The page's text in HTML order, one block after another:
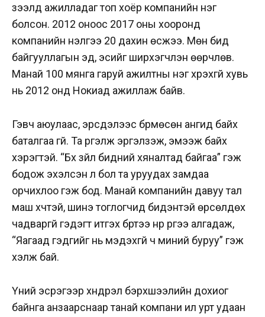
зээлд ажилладаг топ хоёр компанийн нэг
болсон. 2012 оноос 2017 оны хооронд
компанийн үнэлгээ 20 дахин өсжээ. Мөн бид
байгууллагын эд, эсийг ширхэгчлэн өөрчлөв.
Манай 100 мянга гаруй ажилтны нэг хүрэхгүй хувь
нь 2012 онд Нокиад ажиллаж байв.
Гэвч аюулаас, эрсдэлээс бүрмөсөн ангид байх
баталгаа үгүй. Та үргэлж эргэлзэж, эмээж байх
хэрэгтэй. “Бүх зүйл бидний хяналтад байгаа” гэж
бодож эхэлсэн л бол та уруудах замдаа
орчихлоо гэж бод. Манай компанийн давуу тал
маш хүчтэй, шинэ тоглогчид бидэнтэй өрсөлдөх
чадваргүй гэдэгт итгэх бүртээ нүүр рүүгээ алгадаж,
“Яагаад гэдгийг нь мэдэхгүй ч миний буруу” гэж
хэлж бай.
Үүний эсрэгээр хүндрэл бэрхшээлийн дохиог
байнга анзаарснаар танай компани илүү урт удаан